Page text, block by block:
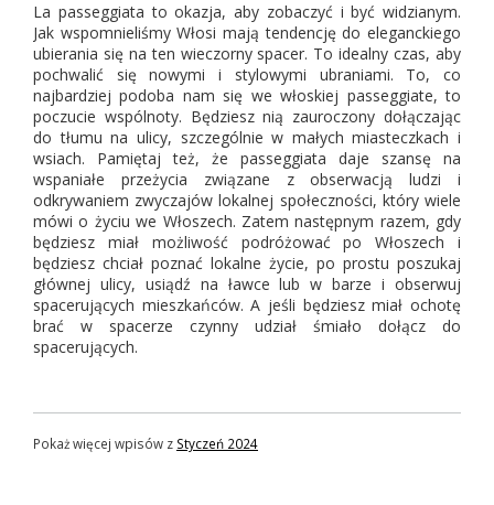
La passeggiata to okazja, aby zobaczyć i być widzianym.
Jak wspomnieliśmy Włosi mają tendencję do eleganckiego
ubierania się na ten wieczorny spacer. To idealny czas, aby
pochwalić się nowymi i stylowymi ubraniami. To, co
najbardziej podoba nam się we włoskiej passeggiate, to
poczucie wspólnoty. Będziesz nią zauroczony dołączając
do tłumu na ulicy, szczególnie w małych miasteczkach i
wsiach. Pamiętaj też, że passeggiata daje szansę na
wspaniałe przeżycia związane z obserwacją ludzi i
odkrywaniem zwyczajów lokalnej społeczności, który wiele
mówi o życiu we Włoszech. Zatem następnym razem, gdy
będziesz miał możliwość podróżować po Włoszech i
będziesz chciał poznać lokalne życie, po prostu poszukaj
głównej ulicy, usiądź na ławce lub w barze i obserwuj
spacerujących mieszkańców. A jeśli będziesz miał ochotę
brać w spacerze czynny udział śmiało dołącz do
spacerujących.
Pokaż więcej wpisów z Styczeń 2024